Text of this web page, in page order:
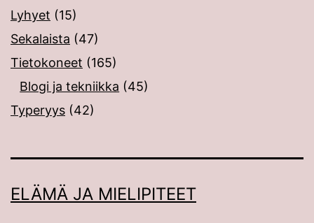
Lyhyet (15)
Sekalaista (47)
Tietokoneet (165)
Blogi ja tekniikka (45)
Typeryys (42)
ELÄMÄ JA MIELIPITEET